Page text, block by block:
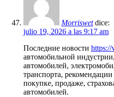
Morriswet dice:
julio 19, 2026 a las 9:17 am
Последние новости https://
автомобильной
автомобилей,
транспорта,
покупке, продаже,
автомобилей.